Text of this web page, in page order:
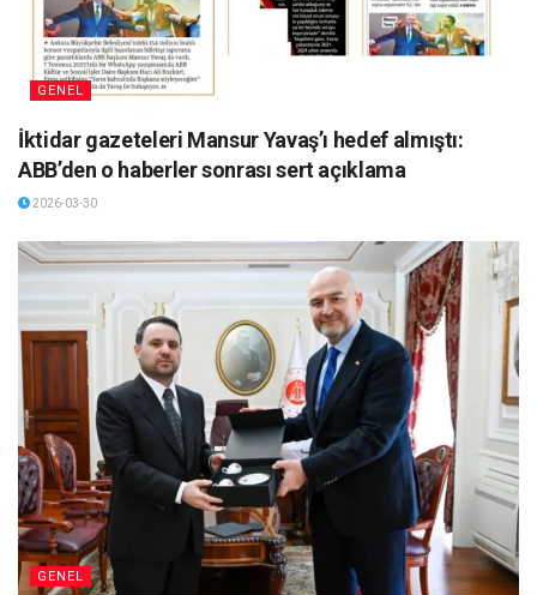
GENEL
İktidar gazeteleri Mansur Yavaş’ı hedef almıştı:
ABB’den o haberler sonrası sert açıklama
2026-03-30
GENEL